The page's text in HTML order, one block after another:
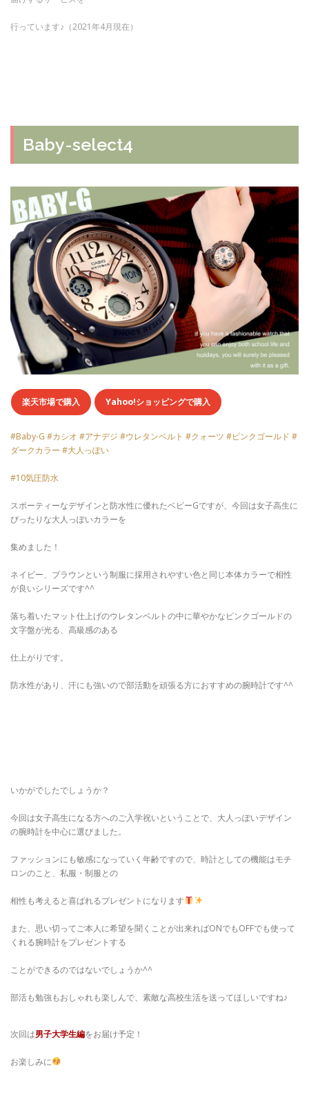
行っています♪（2021年4月現在）
Baby-select4
楽天市場で購入 Yahoo!ショッピングで購入
#Baby-G #カシオ #アナデジ #ウレタンベルト #クォーツ #ピンクゴールド #
ダークカラー #大人っぽい
#10気圧防水
スポーティーなデザインと防水性に優れたベビーGですが、今回は女子高生に
ぴったりな大人っぽいカラーを
集めました！
ネイビー、ブラウンという制服に採用されやすい色と同じ本体カラーで相性
が良いシリーズです^^
落ち着いたマット仕上げのウレタンベルトの中に華やかなピンクゴールドの
文字盤が光る、高級感のある
仕上がりです。
防水性があり、汗にも強いので部活動を頑張る方におすすめの腕時計です^^
いかがでしたでしょうか？
今回は女子高生になる方へのご入学祝いということで、大人っぽいデザイン
の腕時計を中心に選びました。
ファッションにも敏感になっていく年齢ですので、時計としての機能はモチ
ロンのこと、私服・制服との
相性も考えると喜ばれるプレゼントになります
また、思い切ってご本人に希望を聞くことが出来ればONでもOFFでも使って
くれる腕時計をプレゼントする
ことができるのではないでしょうか^^
部活も勉強もおしゃれも楽しんで、素敵な高校生活を送ってほしいですね♪
次回は男子大学生編をお届け予定！
お楽しみに